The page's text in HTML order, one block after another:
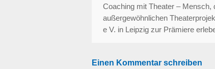
Coaching mit Theater – Mensch,
außergewöhnlichen
e V. in Leipzig zur Prämiere
Einen Kommentar schreiben